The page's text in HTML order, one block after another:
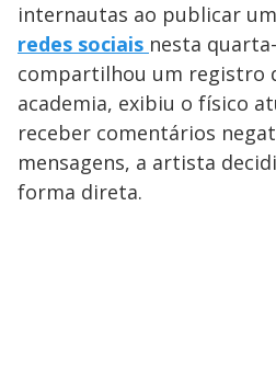
internautas ao publicar
redes sociais nesta
compartilhou um registro
academia, exibiu o físico
receber comentários
mensagens, a artista
forma direta.